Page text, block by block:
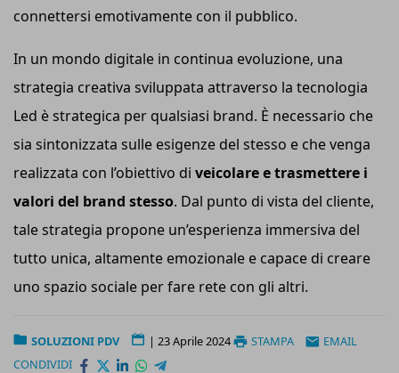
connettersi emotivamente con il pubblico.
In un mondo digitale in continua evoluzione, una
strategia creativa sviluppata attraverso la tecnologia
Led è strategica per qualsiasi brand. È necessario che
sia sintonizzata sulle esigenze del stesso e che venga
realizzata con l’obiettivo di veicolare e trasmettere i
valori del brand stesso. Dal punto di vista del cliente,
tale strategia propone un’esperienza immersiva del
tutto unica, altamente emozionale e capace di creare
uno spazio sociale per fare rete con gli altri.
SOLUZIONI PDV | 23 Aprile 2024 STAMPA
EMAIL
CONDIVIDI